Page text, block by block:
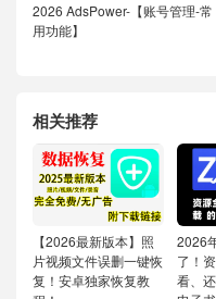
2026 AdsPower-【账号管理-常
用功能】
相关推荐
【2026最新版本】照
片视频文件误删一键恢
复！安卓独家恢复教
2026
了！
看、